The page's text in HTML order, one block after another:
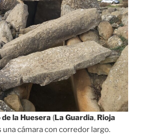
la Huesera (La Guardia, Rioja
una cámara con corredor largo.